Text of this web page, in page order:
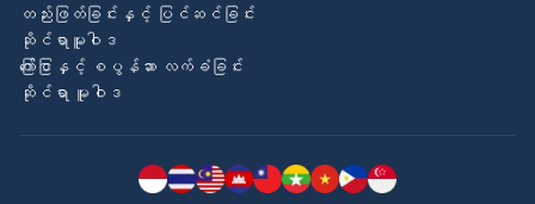
တည်းဖြတ်ခြင်းနှင့် ပြင်ဆင်ခြင်း
ဆိုင်ရာမူဝါဒ
ကြော်ငြာနှင့် စပွန်ဆာ လက်ခံခြင်း
ဆိုင်ရာ မူဝါဒ